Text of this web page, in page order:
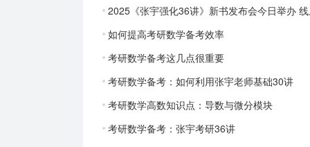
2025《张宇强化36讲》新书发布会今日举办
如何提高考研数学备考效率
考研数学备考这几点很重要
考研数学备考：如何利用张宇老师基础30讲
考研数学高数知识点：导数与微分模块
考研数学备考：张宇考研36讲